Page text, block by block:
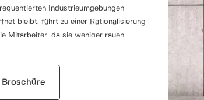
Industrieumgebungen
bleibt, führt zu einer Rationalisierung
Mitarbeiter, da sie weniger rauen